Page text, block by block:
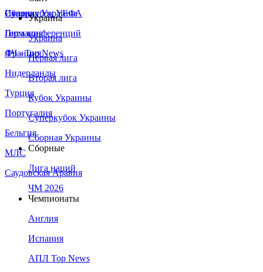
Сборная Украины
Италия
Германия
Франция
Нидерланды
Турция
Португалия
Бельгия
МЛС
Саудовская Аравия
Суперкубок УЕФА
Лига конференций
ЛЧ - Top News
Украина
Украина
Первая лига
Вторая лига
Кубок Украины
Суперкубок Украины
Сборная Украины
Сборные
Лига наций
ЧМ 2026
Чемпионаты
Англия
Испания
АПЛ Top News